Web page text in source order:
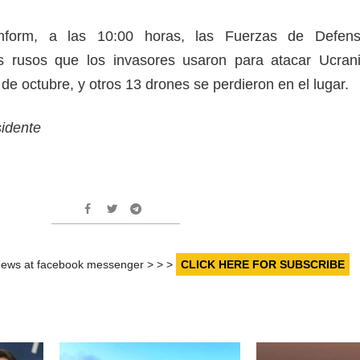
a las 10:00 horas, las Fuerzas de
rusos que los invasores usaron para atacar
octubre, y otros 13 drones se perdieron en el lugar.
at facebook messenger > > > CLICK HERE FOR SUBSCRIBE